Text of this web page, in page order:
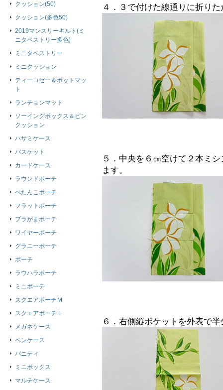
４．３で付けた線通りに折り
５．中央を６㎝空けて２本ミ
ます。
６．右側縦ポケットを外表で
クッション(50)
クッション(多色50)
2019マンスリーキルト(ミ
ニタペストリー多色)
ミニタペストリー
ミニクッション
ティーコゼー＆ポットマッ
ト
ランチョンマット
ソーイングボックス＆ピン
クッション
ハサミケース
バスケット
カードケース
ラウンドポーチ
ぺたんこポーチ
フラットポーチ
プラがまポーチ
ワイヤーポーチ
グラニーポーチ
ポーチ
ラウハラポーチ
ミニポーチ
スクエアポーチＭ
スクエアポーチ L
メガネケース
ペンケース
バニティ
ミニボックス
マルチケース